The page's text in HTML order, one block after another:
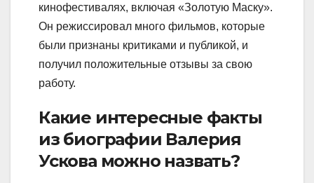
кинофестивалях, включая «Золотую Маску».
Он режиссировал много фильмов, которые
были признаны критиками и публикой, и
получил положительные отзывы за свою
работу.
Какие интересные факты
из биографии Валерия
Ускова можно назвать?